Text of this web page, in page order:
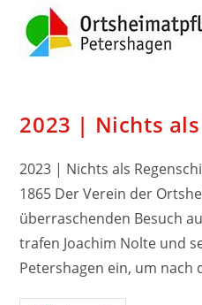
2023 | Nichts
2023 | Nichts als
1865 Der Verein der
überraschenden Besuch
trafen Joachim Nolte und
Petershagen ein, um nach